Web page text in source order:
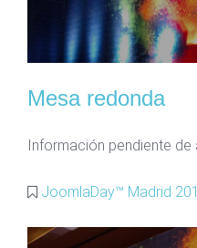
Mesa redonda
Información pendiente de
JoomlaDay™ Madrid